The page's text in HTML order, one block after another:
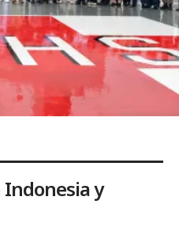
y